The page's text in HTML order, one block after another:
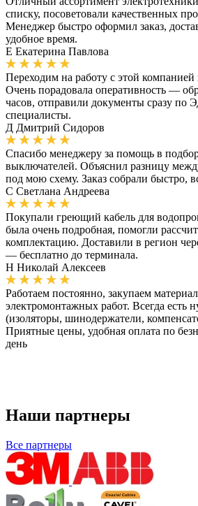
списку, посоветовали качественных
Менеджер быстро оформил заказ,
удобное время.
Е Екатерина Павлова
Переходим на работу с этой
Очень порадовала оперативность —
часов, отправили документы сразу по
специалисты.
Д Дмитрий Сидоров
Спасибо менеджеру за помощь в
выключателей. Объяснил разницу
под мою схему. Заказ собрали быстро,
С Светлана Андреева
Покупали греющий кабель для
была очень подробная, помогли
комплектацию. Доставили в регион
— бесплатно до терминала.
Н Николай Алексеев
Работаем постоянно, закупаем
электромонтажных работ. Всегда есть
(изоляторы, шинодержатели,
Приятные цены, удобная оплата по
день
Наши партнеры
Все партнеры